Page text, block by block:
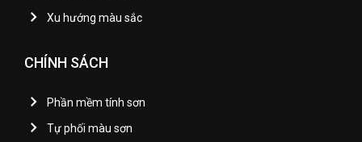
Xu hướng màu sắc
CHÍNH SÁCH
Phần mềm tính sơn
Tự phối màu sơn